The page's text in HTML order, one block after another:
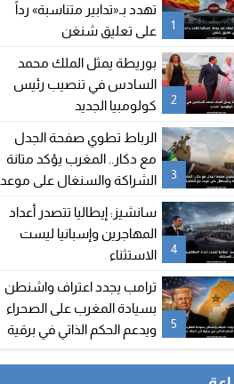
1
تهدد بـ«تدابير متناسبة» رداً
على تعليق شنغن
2
بوريطة يمثل الملك محمد
السادس في تنصيب رئيس
كولومبيا الجديد
3
الرباط تطوي صفحة الجدل
مع دكار.. المغرب يؤكد متانة
الشراكة والسنغال على موعد
4
سانشيز: إيطاليا تتصدر أعداد
المهاجرين وإسبانيا ليست
الاستثناء
5
ترامب يجدد اعتراف واشنطن
بسيادة المغرب على الصحراء
ويدعم الحكم الذاتي في برقية